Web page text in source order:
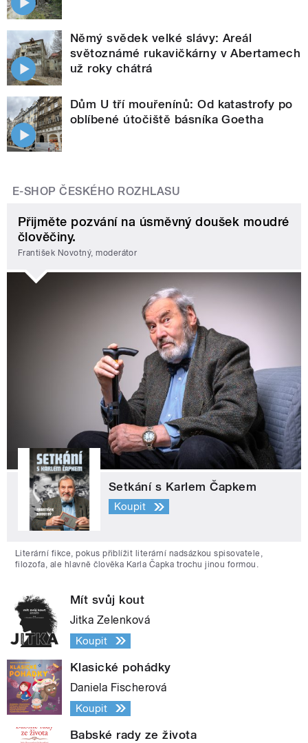
Němý svědek velké slávy: Areál
světoznámé rukavičkárny v Abertamech
už roky chátrá
Dům U tří mouřenínů: Od katastrofy po
oblíbené útočiště básníka Goetha
E-SHOP ČESKÉHO ROZHLASU
Přijměte pozvání na úsměvný doušek moudré
člověčiny.
František Novotný, moderátor
Setkání s Karlem Čapkem
Koupit
Literární fikce, pokus přiblížit literární nadsázkou spisovatele,
filozofa, ale hlavně člověka Karla Čapka trochu jinou formou.
Mít svůj kout
Jitka Zelenková
Koupit
Klasické pohádky
Daniela Fischerová
Koupit
Babské rady ze života